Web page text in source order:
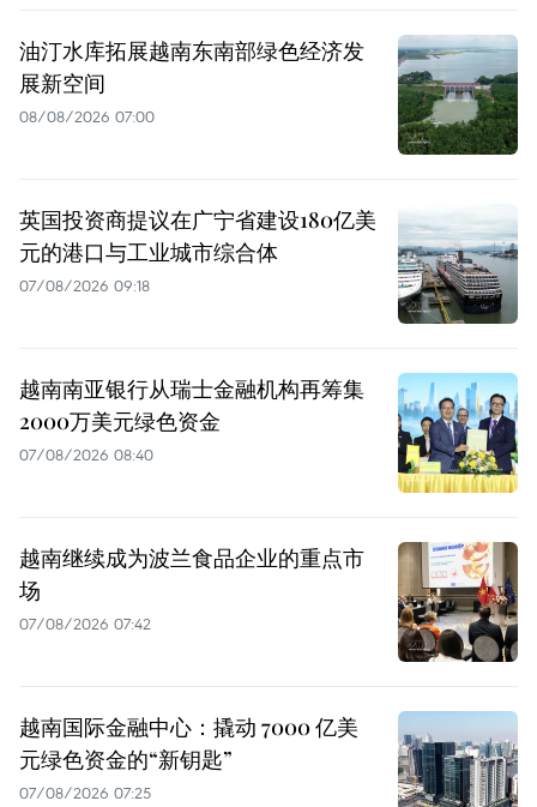
油汀水库拓展越南东南部绿色经济发
展新空间
08/08/2026 07:00
英国投资商提议在广宁省建设180亿美
元的港口与工业城市综合体
07/08/2026 09:18
越南南亚银行从瑞士金融机构再筹集
2000万美元绿色资金
07/08/2026 08:40
越南继续成为波兰食品企业的重点市
场
07/08/2026 07:42
越南国际金融中心：撬动 7000 亿美
元绿色资金的“新钥匙”
07/08/2026 07:25